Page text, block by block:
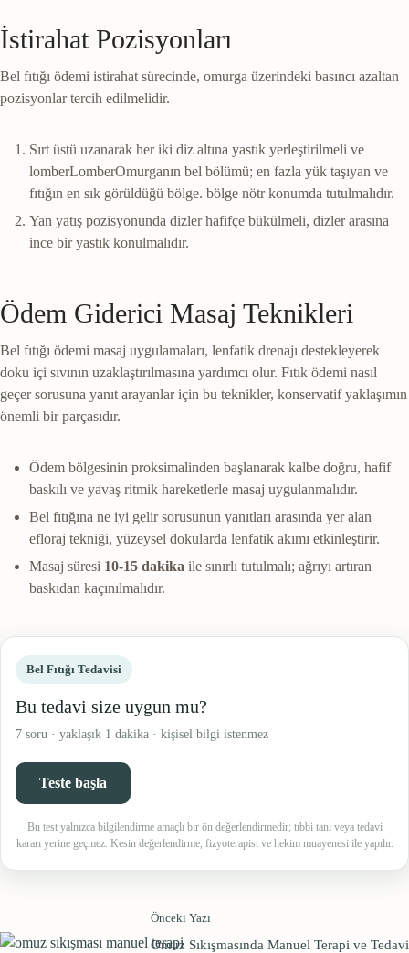
İstirahat Pozisyonları
Bel fıtığı ödemi istirahat sürecinde, omurga üzerindeki basıncı azaltan
pozisyonlar tercih edilmelidir.
Sırt üstü uzanarak her iki diz altına yastık yerleştirilmeli ve
lomberLomberOmurganın bel bölümü; en fazla yük taşıyan ve
fıtığın en sık görüldüğü bölge. bölge nötr konumda tutulmalıdır.
Yan yatış pozisyonunda dizler hafifçe bükülmeli, dizler arasına
ince bir yastık konulmalıdır.
Ödem Giderici Masaj Teknikleri
Bel fıtığı ödemi masaj uygulamaları, lenfatik drenajı destekleyerek
doku içi sıvının uzaklaştırılmasına yardımcı olur. Fıtık ödemi nasıl
geçer sorusuna yanıt arayanlar için bu teknikler, konservatif yaklaşımın
önemli bir parçasıdır.
Ödem bölgesinin proksimalinden başlanarak kalbe doğru, hafif
baskılı ve yavaş ritmik hareketlerle masaj uygulanmalıdır.
Bel fıtığına ne iyi gelir sorusunun yanıtları arasında yer alan
efloraj tekniği, yüzeysel dokularda lenfatik akımı etkinleştirir.
Masaj süresi 10-15 dakika ile sınırlı tutulmalı; ağrıyı artıran
baskıdan kaçınılmalıdır.
Bel Fıtığı Tedavisi
Bu tedavi size uygun mu?
7 soru · yaklaşık 1 dakika · kişisel bilgi istenmez
Teste başla
Bu test yalnızca bilgilendirme amaçlı bir ön değerlendirmedir; tıbbi tanı veya tedavi
kararı yerine geçmez. Kesin değerlendirme, fizyoterapist ve hekim muayenesi ile yapılır.
Önceki Yazı
Omuz Sıkışmasında Manuel Terapi ve Tedavi